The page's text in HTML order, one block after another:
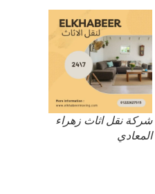
شركة نقل اثاث زهراء
المعادي